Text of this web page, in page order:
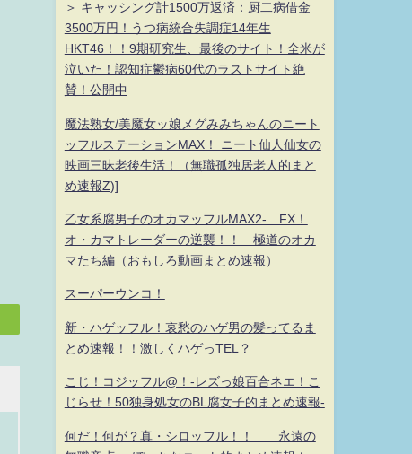
＞ キャッシング計1500万返済：厨二病借金
3500万円！うつ病統合失調症14年生
HKT46！！9期研究生、最後のサイト！全米が
泣いた！認知症鬱病60代のラストサイト絶
賛！公開中
魔法熟女/美魔女ッ娘メグみみちゃんのニート
ッフルステーションMAX！ ニート仙人仙女の
映画三昧老後生活！（無職孤独居老人的まと
め速報Z)]
乙女系腐男子のオカマッフルMAX2- FX！
オ・カマトレーダーの逆襲！！ 極道のオカ
マたち編（おもしろ動画まとめ速報）
スーパーウンコ！
新・ハゲッフル！哀愁のハゲ男の髪ってるま
とめ速報！！激しくハゲっTEL？
こじ！コジッフル@！-レズっ娘百合ネエ！こ
じらせ！50独身処女のBL腐女子的まとめ速報-
何だ！何が？真・シロッフル！！ 永遠の